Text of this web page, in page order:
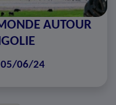
AUTOUR
05/06/24